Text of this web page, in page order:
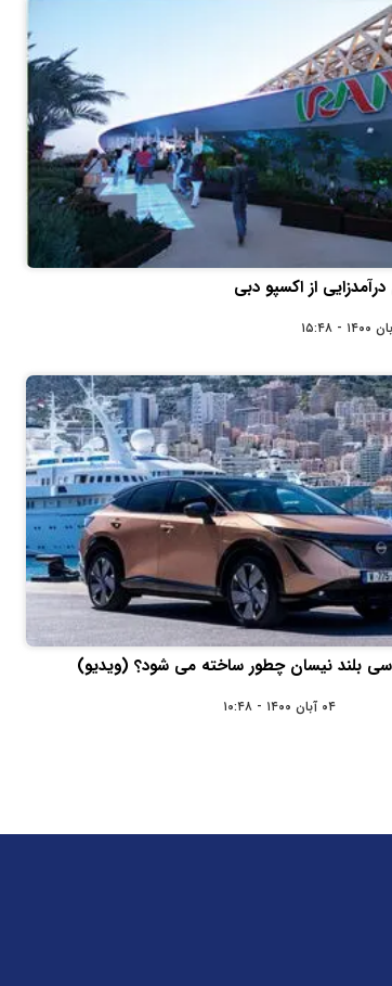
درآمدزایی از اکسپو دبی
بلند نیسان چطور ساخته می شود؟ (ویدیو)
۰۴ آبان ۱۴۰۰ - ۱۰:۴۸